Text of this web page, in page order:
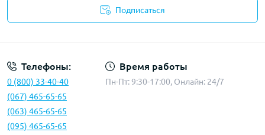
Подписаться
Телефоны:
0 (800) 33-40-40
(067) 465-65-65
(063) 465-65-65
(095) 465-65-65
Время работы
Пн-Пт: 9:30-17:00, Онлайн: 24/7